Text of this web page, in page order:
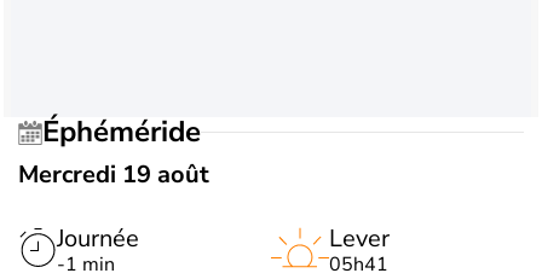
Éphéméride
Mercredi 19 août
Journée
-1 min
Lever
05h41